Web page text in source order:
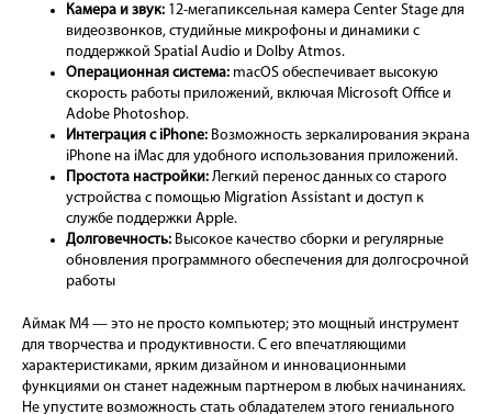
Камера и звук: 12-мегапиксельная камера Center Stage для
видеозвонков, студийные микрофоны и динамики с
поддержкой Spatial Audio и Dolby Atmos.
Операционная система: macOS обеспечивает высокую
скорость работы приложений, включая Microsoft Office и
Adobe Photoshop.
Интеграция с iPhone: Возможность зеркалирования экрана
iPhone на iMac для удобного использования приложений.
Простота настройки: Легкий перенос данных со старого
устройства с помощью Migration Assistant и доступ к
службе поддержки Apple.
Долговечность: Высокое качество сборки и регулярные
обновления программного обеспечения для долгосрочной
работы
Аймак М4 — это не просто компьютер; это мощный инструмент
для творчества и продуктивности. С его впечатляющими
характеристиками, ярким дизайном и инновационными
функциями он станет надежным партнером в любых начинаниях.
Не упустите возможность стать обладателем этого гениального